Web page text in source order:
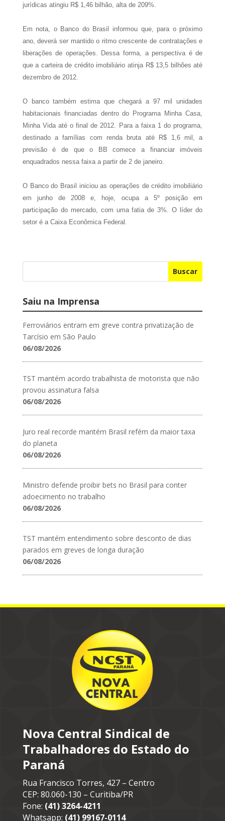
jurídicas atingiu R$ 1,46 bilhão, alta de 209%.
Em nota, o Banco do Brasil informou que, para o próximo
ano, deverá ser mantido o ritmo crescente de contratações e
liberações de operações. Dessa forma, a perspectiva é de
que a carteira de crédito imobiliário atinja R$ 13,5 bilhões até
dezembro de 2012.
O banco também estima que chegará a 97 mil unidades
habitacionais financiadas dentro do Programa Minha Casa,
Minha Vida até o final de 2012. Para a faixa 1 do programa,
destinado a famílias com renda bruta até R$ 1,6 mil, a
previsão é de que o BB comece a financiar imóveis
enquadrados nessa faixa a partir de 2 de janeiro.
O Banco do Brasil iniciou as operações de crédito imobiliário
em junho de 2008 e, hoje, ocupa a 5º posição em
participação do mercado, com uma fatia de 3%. O líder do
setor é a Caixa Econômica Federal.
Buscar
Saiu na Imprensa
Ferroviários entram em greve contra privatização de
Tarcísio em São Paulo
06/08/2026
TST mantém acordo trabalhista de motorista que não
provou assinatura falsa
06/08/2026
Juro real recorde mantém Brasil refém da maior taxa
do planeta
06/08/2026
Ministro defende proibir bets no Brasil para conter
adoecimento no trabalho
06/08/2026
TST mantém entendimento sobre desconto de dias
parados em greves de longa duração
06/08/2026
Nova Central Sindical de
Trabalhadores do Estado do
Paraná
Rua Francisco Torres, 427 – Centro
CEP: 80.060-130 – Curitiba/PR
Fone: (41) 3264-4211
Whatsapp: (41) 99167-0114